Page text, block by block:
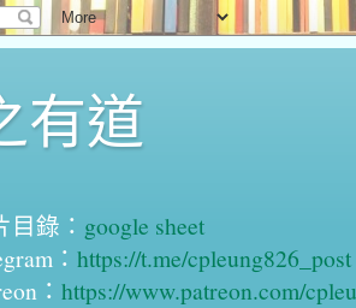
有道
目錄： google sheet
： https://t.me/cpleung826_post
： https://www.patreon.com/